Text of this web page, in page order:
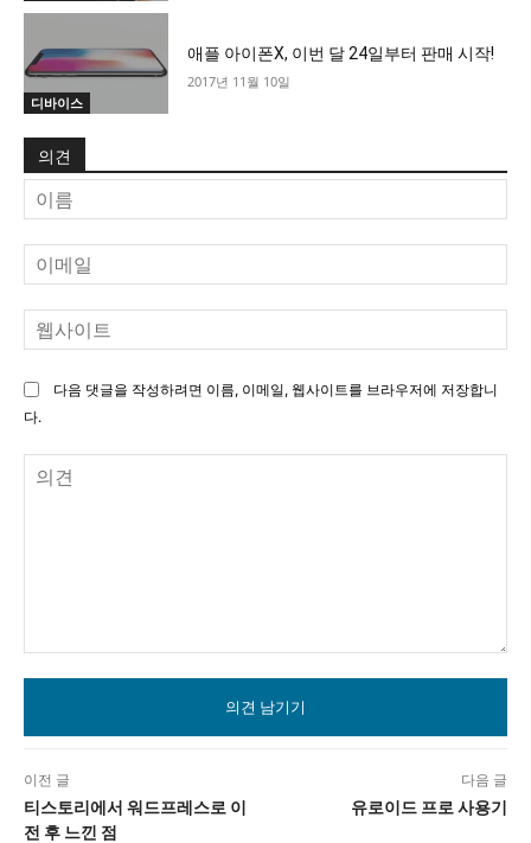
디바이스
애플 아이폰X, 이번 달 24일부터 판매 시작!
2017년 11월 10일
의견
름
메
일
사
다음 댓글을 작성하려면 이름, 이메일, 웹사이트를 브라우저에 저장합니
다.
이전 글
티스토리에서 워드프레스로 이
전 후 느낀 점
다음 글
유로이드 프로 사용기